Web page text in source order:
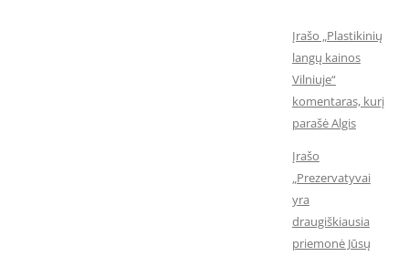
Įrašo „Plastikinių
langų kainos
Vilniuje“
komentaras, kurį
parašė Algis
Įrašo
„Prezervatyvai
yra
draugiškiausia
priemonė Jūsų